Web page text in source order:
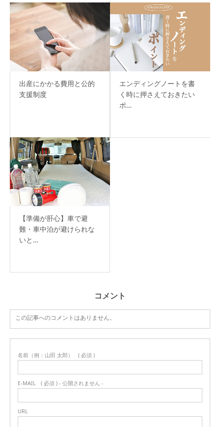
出産にかかる費用と公的
支援制度
エンディングノートを書
く時に押さえておきたい
ポ…
【準備が肝心】車で避
難・車中泊が避けられな
いと…
コメント
この記事へのコメントはありません。
名前（例：山田 太郎） ( 必須 )
E-MAIL ( 必須 ) - 公開されません -
URL